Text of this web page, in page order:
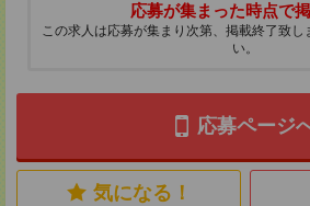
応募が集まった時点で
この求人は応募が集まり次第、掲載終了致し
い。
応募ページ
気になる！